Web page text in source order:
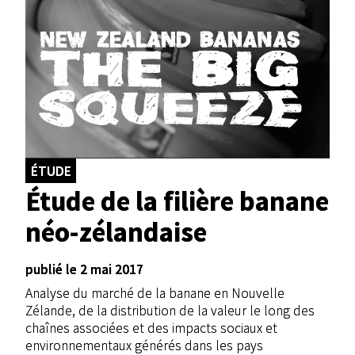
ÉTUDE
Étude de la filière banane
néo-zélandaise
publié le 2 mai 2017
Analyse du marché de la banane en Nouvelle
Zélande, de la distribution de la valeur le long des
chaînes associées et des impacts sociaux et
environnementaux générés dans les pays